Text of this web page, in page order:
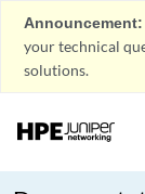
Announcement:
your technical
solutions.